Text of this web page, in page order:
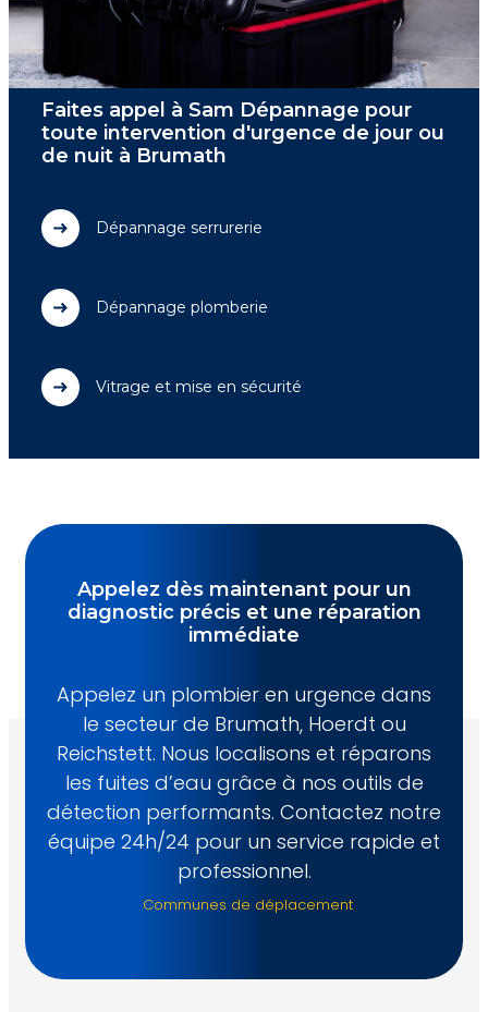
Faites appel à Sam Dépannage pour
toute intervention d'urgence de jour ou
de nuit à Brumath
Dépannage serrurerie
Dépannage plomberie
Vitrage et mise en sécurité
Appelez dès maintenant pour un
diagnostic précis et une réparation
immédiate
Appelez un plombier en urgence dans
le secteur de Brumath, Hoerdt ou
Reichstett. Nous localisons et réparons
les fuites d’eau grâce à nos outils de
détection performants. Contactez notre
équipe 24h/24 pour un service rapide et
professionnel.
Communes de déplacement